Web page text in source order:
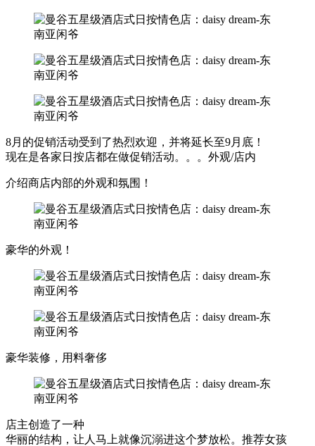
8月的促销活动受到了热烈欢迎，并将延长至9月底！
现在是各家日按店都在做促销活动。。。外观/店内
介绍商店内部的外观和氛围！
豪华的外观！
豪华装修，用料奢侈
店主创造了一种
华丽的结构，让人马上就像沉溺进这个梦放松。推荐女孩